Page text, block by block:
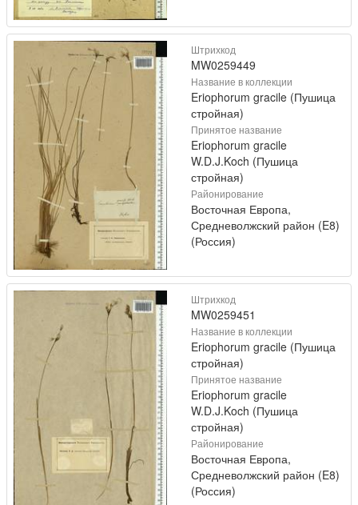
Штрихкод
MW0259449
Название в коллекции
Eriophorum gracile (Пушица
стройная)
Принятое название
Eriophorum gracile
W.D.J.Koch (Пушица
стройная)
Районирование
Восточная Европа,
Средневолжский район (E8)
(Россия)
Штрихкод
MW0259451
Название в коллекции
Eriophorum gracile (Пушица
стройная)
Принятое название
Eriophorum gracile
W.D.J.Koch (Пушица
стройная)
Районирование
Восточная Европа,
Средневолжский район (E8)
(Россия)